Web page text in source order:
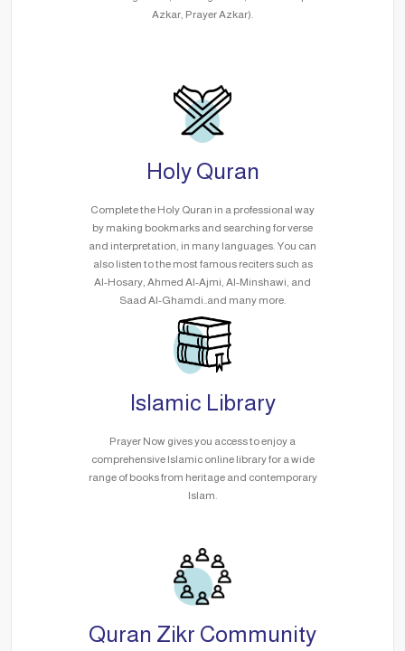
Azkar, Prayer Azkar).
Holy Quran
Complete the Holy Quran in a professional way
by making bookmarks and searching for verse
and interpretation, in many languages. You can
also listen to the most famous reciters such as
Al-Hosary, Ahmed Al-Ajmi, Al-Minshawi, and
Saad Al-Ghamdi..and many more.
Islamic Library
Prayer Now gives you access to enjoy a
comprehensive Islamic online library for a wide
range of books from heritage and contemporary
Islam.
Quran Zikr Community